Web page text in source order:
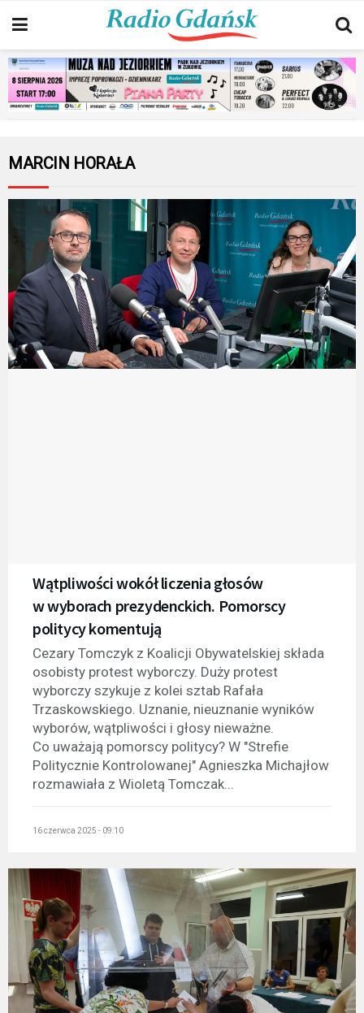
MARCIN HORAŁA
Wątpliwości wokół liczenia głosów
w wyborach prezydenckich. Pomorscy
politycy komentują
Cezary Tomczyk z Koalicji Obywatelskiej składa
osobisty protest wyborczy. Duży protest
wyborczy szykuje z kolei sztab Rafała
Trzaskowskiego. Uznanie, nieuznanie wyników
wyborów, wątpliwości i głosy nieważne.
Co uważają pomorscy politycy? W "Strefie
Politycznie Kontrolowanej" Agnieszka Michajłow
rozmawiała z Wioletą Tomczak...
16 czerwca 2025 - 09:10